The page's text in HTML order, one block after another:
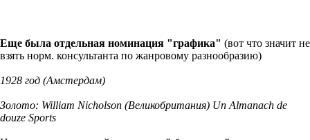
Еще была отдельная номинация "графика" (вот что значит не
взять норм. консультанта по жанровому разнообразию)
1928 год (Амстердам)
Золото: William Nicholson (Великобритания) Un Almanach de
douze Sports